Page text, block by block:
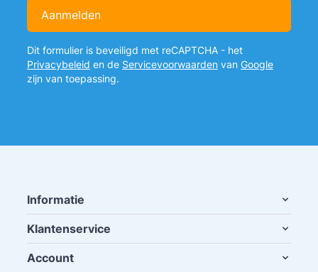
Aanmelden
Dit formulier is beveiligd met reCAPTCHA - het
Privacybeleid en de Servicevoorwaarden van Google
zijn van toepassing.
Informatie
Klantenservice
Account